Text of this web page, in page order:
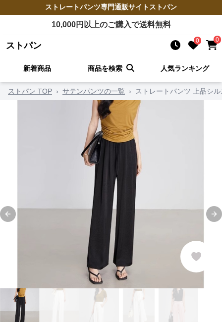
ストレートパンツ専門通販サイト ストパン
10,000円以上のご購入で送料無料
ストパン 0 0
新着商品 商品を検索 人気ランキング
ストパン TOP › サテンパンツの一覧 › ストレートパンツ 上品シ
Previous slide